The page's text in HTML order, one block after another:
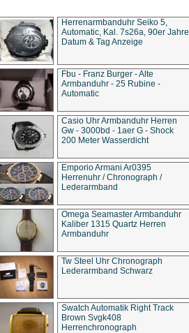
Herrenarmbanduhr Seiko 5,
Automatic, Kal. 7s26a, 90er Jahre
Datum & Tag Anzeige
Fbu - Franz Burger - Alte
Armbanduhr - 25 Rubine -
Automatic
Casio Uhr Armbanduhr Herren
Gw - 3000bd - 1aer G - Shock
200 Meter Wasserdicht
Emporio Armani Ar0395
Herrenuhr / Chronograph /
Lederarmband
Omega Seamaster Armbanduhr
Kaliber 1315 Quartz Herren
Armbanduhr
Tw Steel Uhr Chronograph
Lederarmband Schwarz
Swatch Automatik Right Track
Brown Svgk408
Herrenchronograph